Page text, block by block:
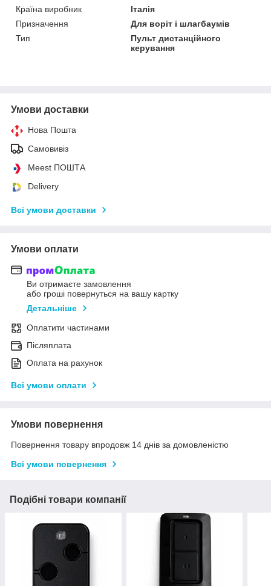
Країна виробник
Італія
Призначення
Для воріт і шлагбаумів
Тип
Пульт дистанційного
керування
Умови доставки
Нова Пошта
Самовивіз
Meest ПОШТА
Delivery
Всі умови доставки
Умови оплати
Ви отримаєте замовлення
або гроші повернуться на вашу картку
Детальніше
Оплатити частинами
Післяплата
Оплата на рахунок
Всі умови оплати
Умови повернення
Повернення товару впродовж 14 днів за домовленістю
Всі умови повернення
Подібні товари компанії